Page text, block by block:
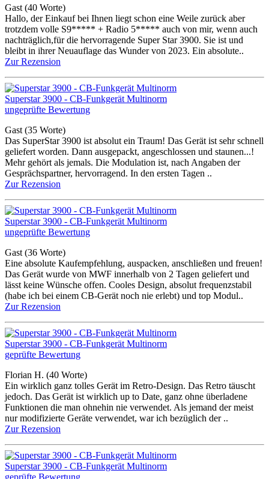
Gast (40 Worte)
Hallo, der Einkauf bei Ihnen liegt schon eine Weile zurück aber
trotzdem volle S9***** + Radio 5***** auch von mir, wenn auch
nachträglich,für die hervorragende Super Star 3900. Sie ist und
bleibt in ihrer Neuauflage das Wunder von 2023. Ein absolute..
Zur Rezension
Superstar 3900 - CB-Funkgerät Multinorm
ungeprüfte Bewertung
Gast (35 Worte)
Das SuperStar 3900 ist absolut ein Traum! Das Gerät ist sehr schnell
geliefert worden. Dann ausgepackt, angeschlossen und staunen...!
Mehr gehört als jemals. Die Modulation ist, nach Angaben der
Gesprächspartner, hervorragend. In den ersten Tagen ..
Zur Rezension
Superstar 3900 - CB-Funkgerät Multinorm
ungeprüfte Bewertung
Gast (36 Worte)
Eine absolute Kaufempfehlung, auspacken, anschließen und freuen!
Das Gerät wurde von MWF innerhalb von 2 Tagen geliefert und
lässt keine Wünsche offen. Cooles Design, absolut frequenzstabil
(habe ich bei einem CB-Gerät noch nie erlebt) und top Modul..
Zur Rezension
Superstar 3900 - CB-Funkgerät Multinorm
geprüfte Bewertung
Florian H. (40 Worte)
Ein wirklich ganz tolles Gerät im Retro-Design. Das Retro täuscht
jedoch. Das Gerät ist wirklich up to Date, ganz ohne überladene
Funktionen die man ohnehin nie verwendet. Als jemand der meist
nur modifizierte Geräte verwendet, war ich bezüglich der ..
Zur Rezension
Superstar 3900 - CB-Funkgerät Multinorm
geprüfte Bewertung